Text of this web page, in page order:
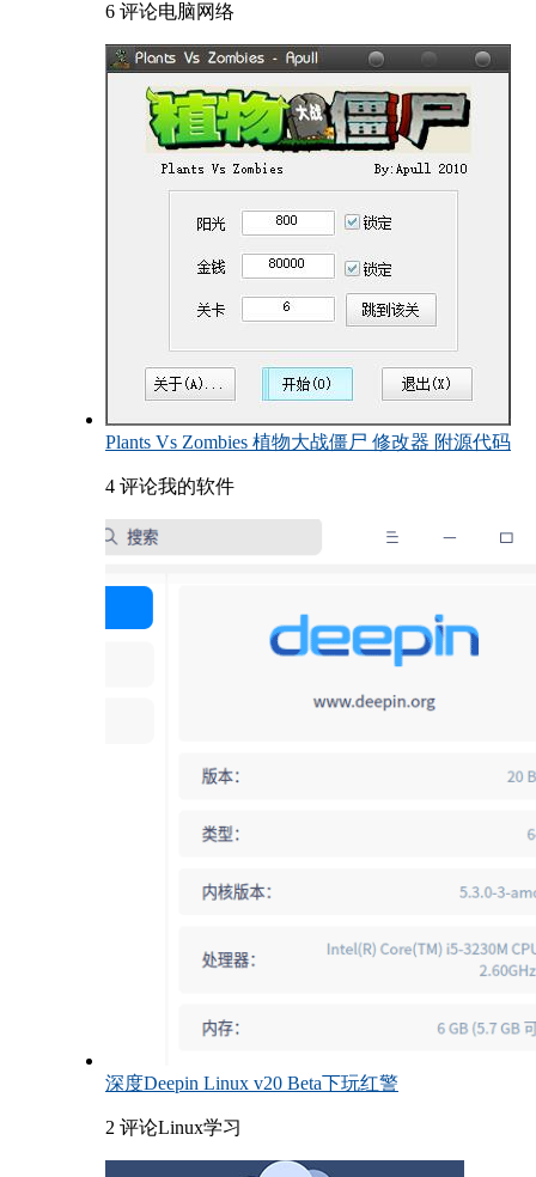
6 评论电脑网络
Plants Vs Zombies 植物大战僵尸 修改器 附源代码
4 评论我的软件
深度Deepin Linux v20 Beta下玩红警
2 评论Linux学习